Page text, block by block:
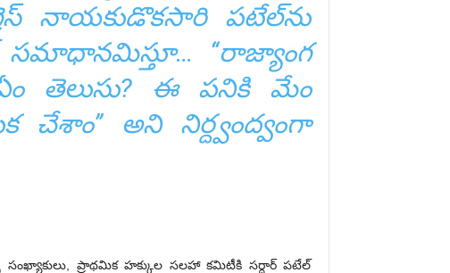
నాయకుడొకసారి పటేల్‌ను
సమాధానమిస్తూ… ‘‘రాజ్యాంగ
తెలుసు? ఈ పనికి మేం
చేశాం’’ అని నిర్ద్వంద్వంగా
ప్రాథమిక హక్కుల సలహా కమిటీకి సర్దార్‌ పటేల్‌